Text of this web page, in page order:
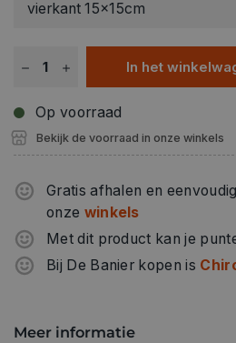
In het
Op voorraad
Bekijk de voorraad in onze winkels
Gratis afhalen en
onze winkels
Met dit product kan je
Bij De Banier kopen is
Meer informatie